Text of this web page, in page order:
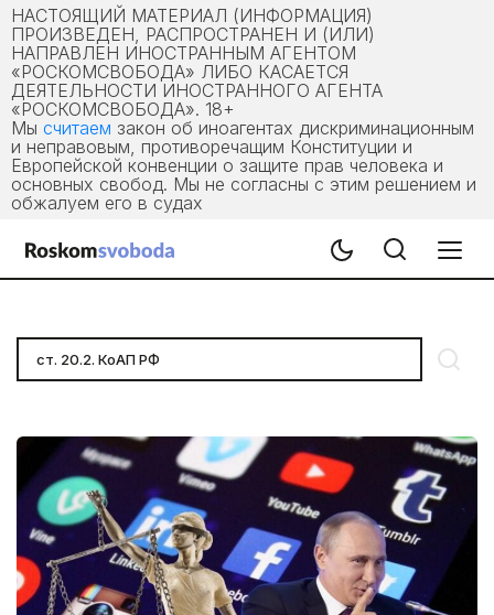
НАСТОЯЩИЙ МАТЕРИАЛ (ИНФОРМАЦИЯ)
ПРОИЗВЕДЕН, РАСПРОСТРАНЕН И (ИЛИ)
НАПРАВЛЕН ИНОСТРАННЫМ АГЕНТОМ
«РОСКОМСВОБОДА» ЛИБО КАСАЕТСЯ
ДЕЯТЕЛЬНОСТИ ИНОСТРАННОГО АГЕНТА
«РОСКОМСВОБОДА». 18+
Мы считаем закон об иноагентах дискриминационным
и неправовым, противоречащим Конституции и
Европейской конвенции о защите прав человека и
основных свобод. Мы не согласны с этим решением и
обжалуем его в судах